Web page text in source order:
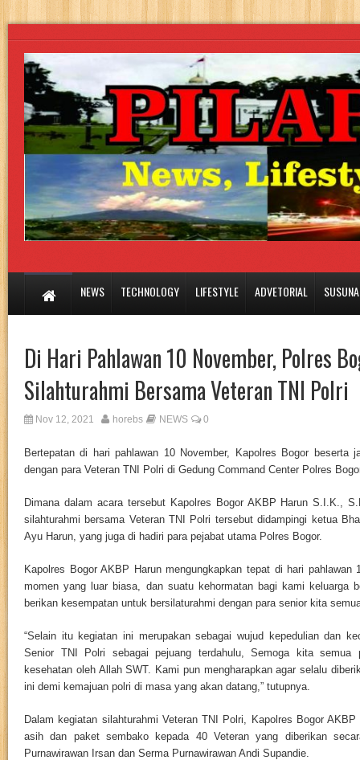
NEWS TECHNOLOGY LIFESTYLE ADVETORIAL
Di Hari Pahlawan 10 November, Polres
Silahturahmi Bersama Veteran TNI Polri
Nov 12, 2021 horebs NEWS 0
Bertepatan di hari pahlawan 10 November, Kapolres Bogor beserta
dengan para Veteran TNI Polri di Gedung Command Center Polres
Dimana dalam acara tersebut Kapolres Bogor AKBP Harun S.I.K.,
silahturahmi bersama Veteran TNI Polri tersebut didampingi ketua
Ayu Harun, yang juga di hadiri para pejabat utama Polres Bogor.
Kapolres Bogor AKBP Harun mengungkapkan tepat di hari pahlawan
momen yang luar biasa, dan suatu kehormatan bagi kami keluarga
berikan kesempatan untuk bersilaturahmi dengan para senior kita
“Selain itu kegiatan ini merupakan sebagai wujud kepedulian dan
Senior TNI Polri sebagai pejuang terdahulu, Semoga kita semua
kesehatan oleh Allah SWT. Kami pun mengharapkan agar selalu
ini demi kemajuan polri di masa yang akan datang,” tutupnya.
Dalam kegiatan silahturahmi Veteran TNI Polri, Kapolres Bogor
asih dan paket sembako kepada 40 Veteran yang diberikan
Purnawirawan Irsan dan Serma Purnawirawan Andi Supandie.